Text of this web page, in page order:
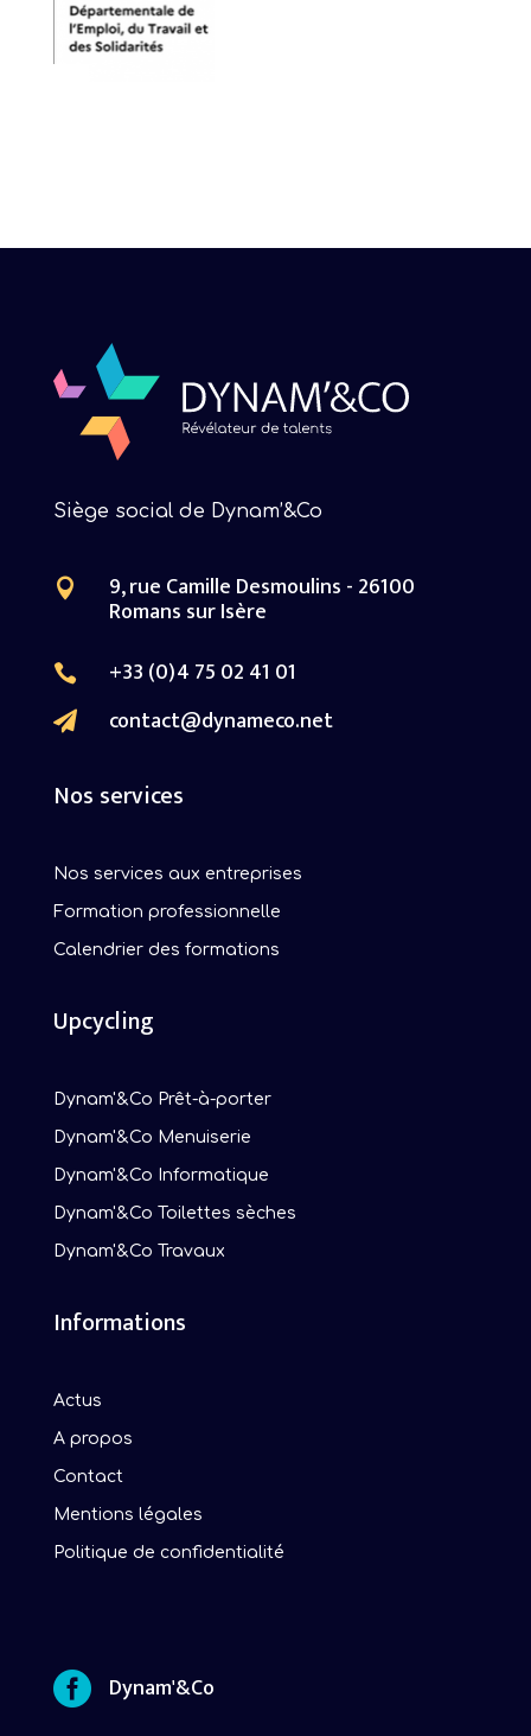
Siège social de Dynam’&Co
 9, rue Camille Desmoulins - 26100
Romans sur Isère
 +33 (0)4 75 02 41 01
 contact@dynameco.net
Nos services
Nos services aux entreprises
Formation professionnelle
Calendrier des formations
Upcycling
Dynam'&Co Prêt-à-porter
Dynam'&Co Menuiserie
Dynam'&Co Informatique
Dynam'&Co Toilettes sèches
Dynam'&Co Travaux
Informations
Actus
A propos
Contact
Mentions légales
Politique de confidentialité
 Dynam'&Co